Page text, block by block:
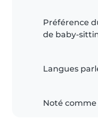
Préférence
de baby-
Langues
Noté comme